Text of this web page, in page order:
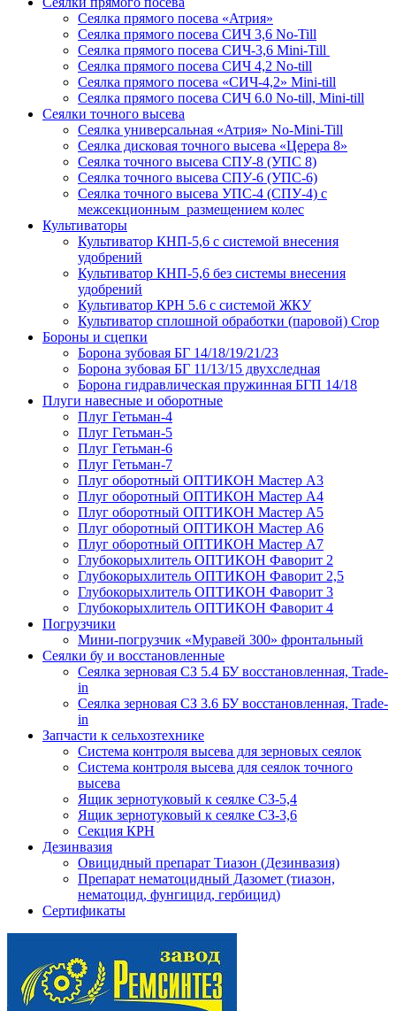
Сеялка прямого посева «Атрия»
Сеялка прямого посева СИЧ 3,6 No-Till
Сеялка прямого посева СИЧ-3,6 Mini-Till
Сеялка прямого посева СИЧ 4,2 No-till
Сеялка прямого посева «СИЧ-4,2» Mini-till
Сеялка прямого посева СИЧ 6.0 No-till, Mini-till
Сеялки точного высева
Сеялка универсальная «Атрия» No-Mini-Till
Сеялка дисковая точного высева «Церера 8»
Сеялка точного высева СПУ-8 (УПС 8)
Сеялка точного высева СПУ-6 (УПС-6)
Сеялка точного высева УПС-4 (СПУ-4) с
межсекционным размещением колес
Культиваторы
Культиватор КНП-5,6 с системой внесения
удобрений
Культиватор КНП-5,6 без системы внесения
удобрений
Культиватор КРН 5.6 с системой ЖКУ
Культиватор сплошной обработки (паровой) Crop
Бороны и сцепки
Борона зубовая БГ 14/18/19/21/23
Борона зубовая БГ 11/13/15 двухследная
Борона гидравлическая пружинная БГП 14/18
Плуги навесные и оборотные
Плуг Гетьман-4
Плуг Гетьман-5
Плуг Гетьман-6
Плуг Гетьман-7
Плуг оборотный ОПТИКОН Мастер А3
Плуг оборотный ОПТИКОН Мастер А4
Плуг оборотный ОПТИКОН Мастер А5
Плуг оборотный ОПТИКОН Мастер А6
Плуг оборотный ОПТИКОН Мастер А7
Глубокорыхлитель ОПТИКОН Фаворит 2
Глубокорыхлитель ОПТИКОН Фаворит 2,5
Глубокорыхлитель ОПТИКОН Фаворит 3
Глубокорыхлитель ОПТИКОН Фаворит 4
Погрузчики
Мини-погрузчик «Муравей 300» фронтальный
Сеялки бу и восстановленные
Сеялка зерновая СЗ 5.4 БУ восстановленная, Trade-
in
Сеялка зерновая СЗ 3.6 БУ восстановленная, Trade-
in
Запчасти к сельхозтехнике
Система контроля высева для зерновых сеялок
Система контроля высева для сеялок точного
высева
Ящик зернотуковый к сеялке СЗ-5,4
Ящик зернотуковый к сеялке СЗ-3,6
Секция КРН
Дезинвазия
Овицидный препарат Тиазон (Дезинвазия)
Препарат нематоцидный Дазомет (тиазон,
нематоцид, фунгицид, гербицид)
Сертификаты